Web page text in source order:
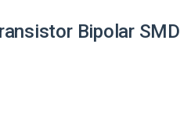
Bipolar SMD